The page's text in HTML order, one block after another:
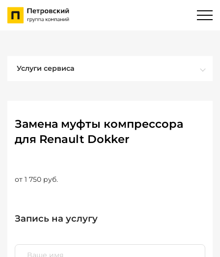
Услуги сервиса
Замена муфты компрессора
для Renault Dokker
от 1 750 руб.
Запись на услугу